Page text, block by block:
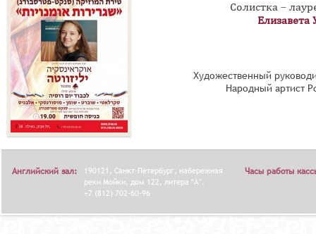
Солистка –
Елизавета
Художественный
Народный артист
Английский зал:
190121, Санкт-Петербург, набережная
реки Мойки, дом 122, литера "А".
+7 (812) 702-60-96
Часы работы